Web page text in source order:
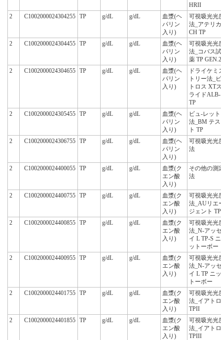
HRII
2
C1002000024304255 TP g/dL g/dL
血漿(ヘ
パリン
入り)
可視吸光光
法_アテリカ
CH TP
2
C1002000024304455 TP g/dL g/dL
血漿(ヘ
パリン
入り)
可視吸光光
法_コバス試
薬 TP GEN.2
2
C1002000024304655 TP g/dL g/dL
血漿(ヘ
パリン
入り)
ドライケミ
トリー法_ビ
トロス XT
ライドALB-
TP
2
C1002000024305455 TP g/dL g/dL
血漿(ヘ
パリン
入り)
ビュ-レット
法_BM テス
ト TP
2
C1002000024306755 TP g/dL g/dL
血漿(ヘ
パリン
入り)
可視吸光光
法
2 C1002000024400055 TP g/dL g/dL
血漿(ク
エン酸
入り)
その他の測
法
2 C1002000024400755 TP g/dL g/dL
血漿(ク
エン酸
入り)
可視吸光光
法_AUリエ
ジェント TP
2
C1002000024400855 TP g/dL g/dL
血漿(ク
エン酸
入り)
可視吸光光
法_N-アッ
イ L TP-S ニ
ットーボー
2
C1002000024400955 TP g/dL g/dL
血漿(ク
エン酸
入り)
可視吸光光
法_N-アッ
イ L TP ニッ
トーボー
2
C1002000024401755 TP g/dL g/dL
血漿(ク
エン酸
入り)
可視吸光光
法_イアトロ
TPII
2
C1002000024401855 TP g/dL g/dL
血漿(ク
エン酸
入り)
可視吸光光
法_イアトロ
TPIII